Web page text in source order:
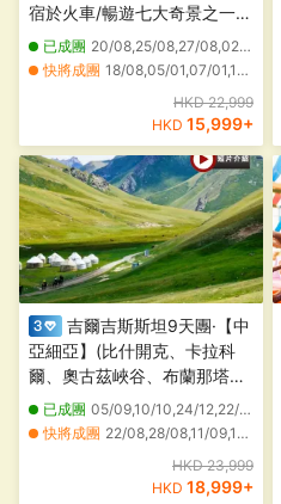
宿於火車/暢遊七大奇景之一的
金字塔及獅身人面像/全程住宿
五星級酒店及尼羅河五星級遊
大埃及博物館【稅項全包】
已成團 20/08,25/08,27/08,02/09,03/09,08/09,10/09,15/09,17/09,22/09,24/09,29/09,01/10,06/10,08/10,13/10,15/10,20/10,22/10,27/10
快將成團 18/08,05/01,07/01,12/01,14/01,19/01,21/01,26/01,28/01,11/02,16/02,18/02,23/02,25/02,02/03,04/03,09/03,11/03,16/03,18/03
HKD 22,999
HKD 15,999+
吉爾吉斯斯坦9天團·【中
亞細亞】(比什開克、卡拉科
爾、奧古茲峽谷、布蘭那塔、
阿拉阿恰國家公園)
已成團 05/09,10/10,24/12,22/01,06/02,26/02,19/03,25/03
快將成團 22/08,28/08,11/09,19/09,25/09,03/10,16/10,24/10,30/10,07/11,13/11,21/11,27/11,05/12,11/12,01/01,15/01,29/01,12/02,05/03
09/01,20/02,13/03,17/04,01/05,15/05,29/05,05/06,19/06,03/07,17/07,31/07,14/08,28/08,04/09,18/09,02/10,16/10,30/10,05/11
HKD 23,999
HKD 18,999+